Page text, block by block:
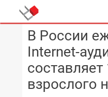
В России
Internet-
составляет
взрослого